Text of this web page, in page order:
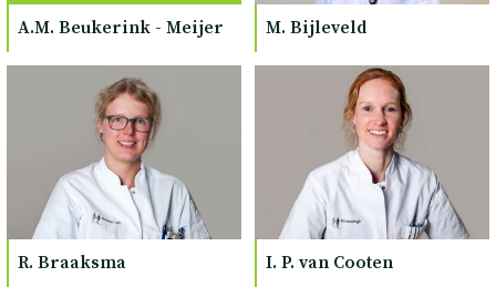
A.M. Beukerink - Meijer M. Bijleveld
R. Braaksma I. P. van Cooten